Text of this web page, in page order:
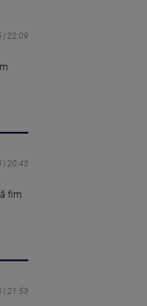
| 22:09
| 20:43
fim
| 21:53